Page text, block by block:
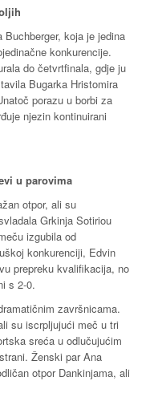
koja je jedina
konkurencije.
do četvrtfinala, gdje ju
Bugarka Hristomira
porazu u borbi za
njezin kontinuirani
u parovima
otpor, ali su
Grkinja Sotiriou
izgubila od
konkurenciji, Edvin
prepreku kvalifikacija, no
s 2-0.
završnicama.
su iscrpljujući meč u tri
sreća u odlučujućim
Ženski par Ana
otpor Dankinjama, ali